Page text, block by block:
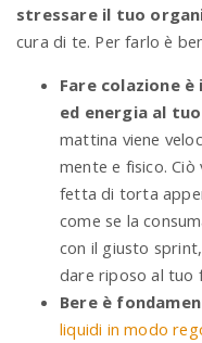
stressare il tuo
cura di te. Per farlo è
Fare colazione
ed energia al
mattina viene
mente e fisico.
fetta di torta
come se la
con il giusto
dare riposo al tuo
Bere è
liquidi in modo